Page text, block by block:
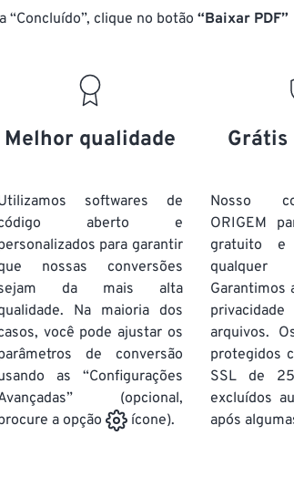
“Concluído”, clique no botão “Baixar PDF”
Melhor qualidade
softwares de
aberto e
para garantir
nossas conversões
da mais alta
Na maioria dos
você pode ajustar os
de conversão
as “Configurações
(opcional,
a opção
ícone).
Grátis
Nosso
ORIGEM
gratuito e
qualquer
Garantimos
arquivos.
protegidos
SSL de
excluídos
após